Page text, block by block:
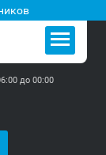
до 00:00